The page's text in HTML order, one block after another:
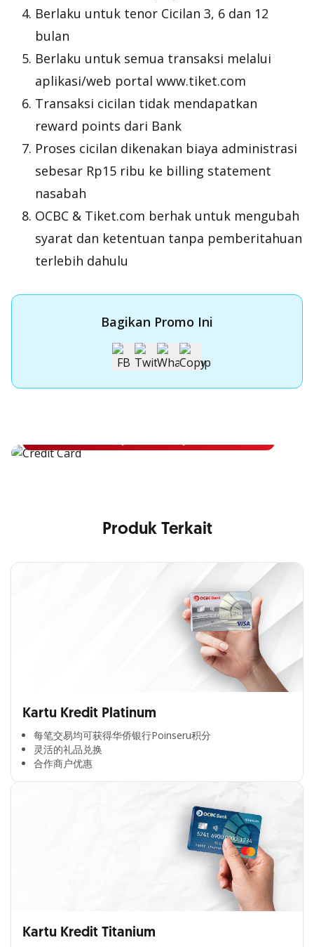
Berlaku untuk tenor Cicilan 3, 6 dan 12
bulan
Berlaku untuk semua transaksi melalui
aplikasi/web portal www.tiket.com
Transaksi cicilan tidak mendapatkan
reward points dari Bank
Proses cicilan dikenakan biaya administrasi
sebesar Rp15 ribu ke billing statement
nasabah
OCBC & Tiket.com berhak untuk mengubah
syarat dan ketentuan tanpa pemberitahuan
terlebih dahulu
Bagikan Promo Ini
Apply Kartu Kredit OCBC NISP
Produk Terkait
Kartu Kredit Platinum
每笔交易均可获得华侨银行Poinseru积分​
灵活的礼品兑换​
合作商户优惠​
Kartu Kredit Titanium